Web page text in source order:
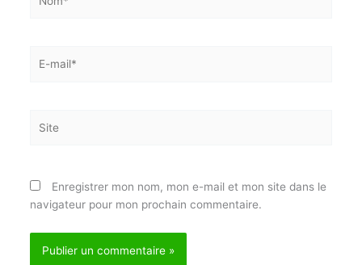
mail*
Enregistrer mon nom, mon e-mail et mon site dans
le navigateur pour mon prochain commentaire.